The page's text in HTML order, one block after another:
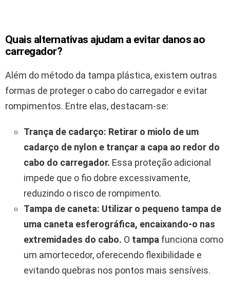
Quais alternativas ajudam a evitar danos ao
carregador?
Além do método da tampa plástica, existem outras
formas de proteger o cabo do carregador e evitar
rompimentos. Entre elas, destacam-se:
Trança de cadarço: Retirar o miolo de um
cadarço de nylon e trançar a capa ao redor do
cabo do carregador. Essa proteção adicional
impede que o fio dobre excessivamente,
reduzindo o risco de rompimento.
Tampa de caneta: Utilizar o pequeno tampa de
uma caneta esferográfica, encaixando-o nas
extremidades do cabo. O tampa funciona como
um amortecedor, oferecendo flexibilidade e
evitando quebras nos pontos mais sensíveis.